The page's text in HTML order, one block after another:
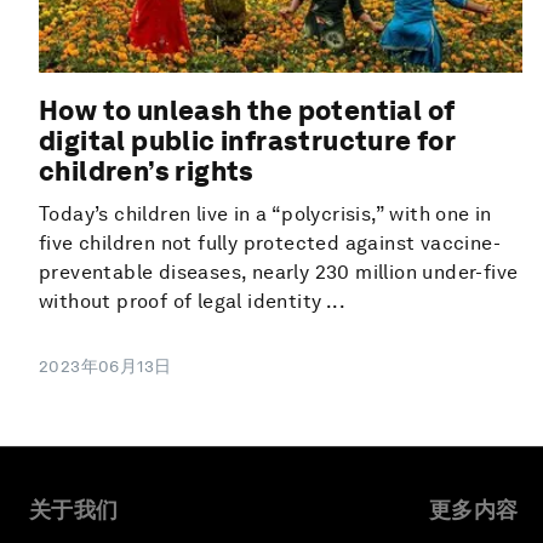
How to unleash the potential of
digital public infrastructure for
children’s rights
Today’s children live in a “polycrisis,” with one in
five children not fully protected against vaccine-
preventable diseases, nearly 230 million under-five
without proof of legal identity ...
2023年06月13日
关于我们 更多内容